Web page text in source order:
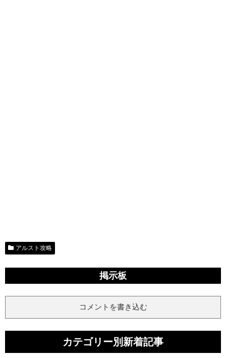
アルスト攻略
掲示板
コメントを書き込む
カテゴリー別新着記事